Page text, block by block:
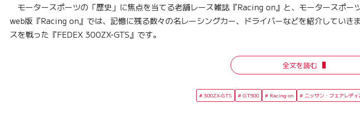
モータースポーツの「歴史」に焦点を当てる老舗レース雑誌『Racing on』と、モータースポ
web版『Racing on』では、記憶に残る数々の名レーシングカー、ドライバーなどを紹介してい
スを戦った『FEDEX 300ZX-GTS』です。
全文を読む
300ZX-GTS GT500 Racing on ニッサン・フェアレディ